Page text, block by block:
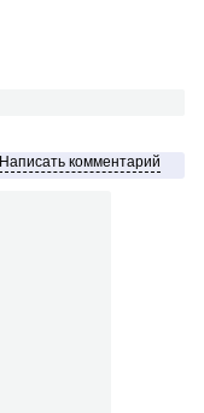
Написать комментарий